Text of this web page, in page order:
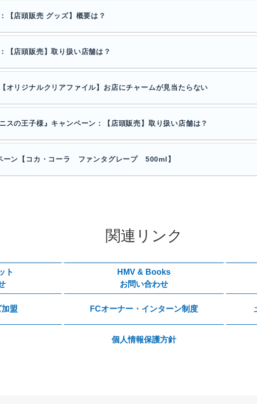
【店頭販売 グッズ】概要は？
【店頭販売】取り扱い店舗は？
オリジナルクリアファイル】お店にチャームが見当たらない
スの王子様』キャンペーン：【店頭販売】取り扱い店舗は？
ーン【コカ・コーラ ファンタグレープ 500ml】
関連リンク
ト
HMV & Books
お問い合わせ
盟 FCオーナー・インターン制度
個人情報保護方針